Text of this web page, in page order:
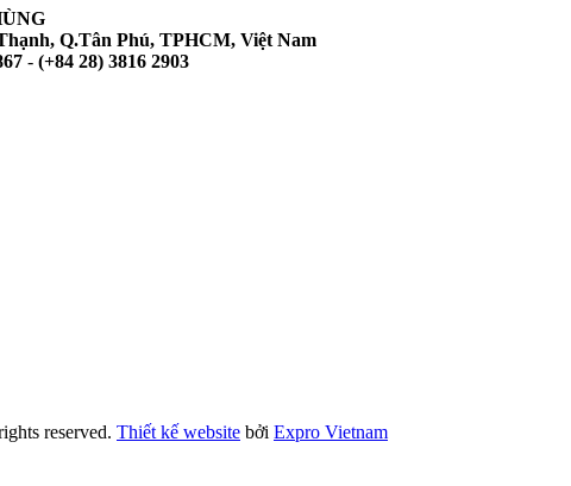
Q.Tân Phú, TPHCM, Việt Nam
- (+84 28) 3816 2903
reserved. Thiết kế website bởi Expro Vietnam